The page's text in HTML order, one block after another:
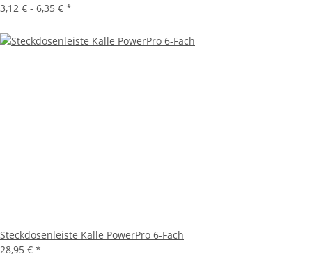
3,12 € - 6,35 € *
Steckdosenleiste Kalle PowerPro 6-Fach
28,95 € *